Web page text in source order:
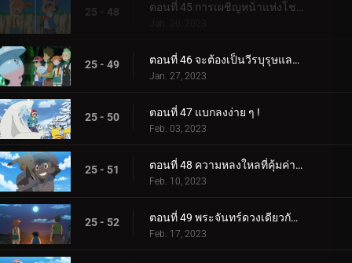
25 - 48 ตอนที่ 45 การเผชิญหน้าแห่งโชคชะตา!
Jan. 20, 2023
25 - 49 ตอนที่ 46 จะต้องเป็นวีรบุรุษและแม่มดของเรา!
Jan. 27, 2023
25 - 50 ตอนที่ 47 แบกลงง่าย ๆ !
Feb. 03, 2023
25 - 51 ตอนที่ 48 ความหลงใหลที่คุ้มค่าของหน่วย!
Feb. 10, 2023
25 - 52 ตอนที่ 49 พระจันทร์ดวงเดียวกัน บัดนี้และตลอดไป!
Feb. 17, 2023